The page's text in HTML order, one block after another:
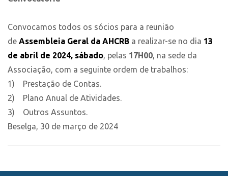
Convocamos todos os sócios para a reunião
de Assembleia Geral da AHCRB a realizar-se no dia 13
de abril de 2024, sábado, pelas 17H00, na sede da
Associação, com a seguinte ordem de trabalhos:
1) Prestação de Contas.
2) Plano Anual de Atividades.
3) Outros Assuntos.
Beselga, 30 de março de 2024